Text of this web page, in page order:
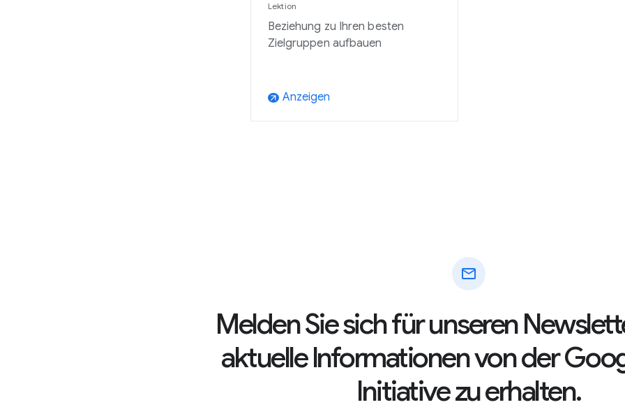
Lektion
Beziehung zu Ihren besten
Zielgruppen aufbauen
arrow_outward Anzeigen
mail
Melden Sie sich für unseren
aktuelle Informationen von der
Initiative zu erhalten.